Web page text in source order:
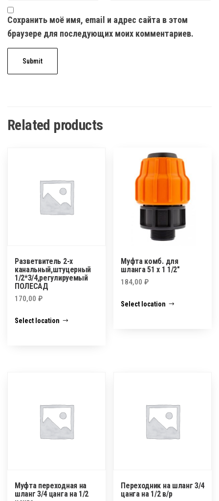
Сохранить моё имя, email и адрес сайта в этом
браузере для последующих моих комментариев.
Related products
Разветвитель 2-х
канальный,штуцерный
1/2*3/4,регулируемый
ПОЛЕСАД
170,00 ₽
Select location
Муфта комб. для
шланга 51 х 1 1/2″
184,00₽
Select location
Муфта переходная на
шланг 3/4 цанга на 1/2
Переходник на шланг 3/4
цанга на 1/2 в/р